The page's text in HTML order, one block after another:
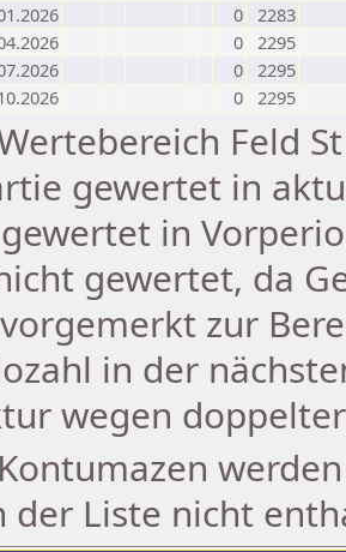
0 2283
0 2295
0 2295
0 2295
Feld
gewertet in
in
gewertet, da
zur
in der
wegen
Kontumazen
der Liste nicht